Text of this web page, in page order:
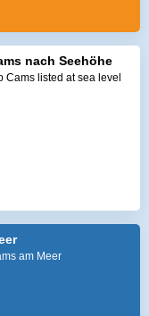
nach Seehöhe
Cams listed at sea level
am Meer